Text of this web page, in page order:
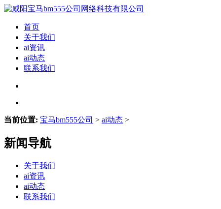
首页
关于我们
ai资讯
ai动态
联系我们
当前位置: 宝马bm555公司 > ai动态 >
新闻导航
关于我们
ai资讯
ai动态
联系我们